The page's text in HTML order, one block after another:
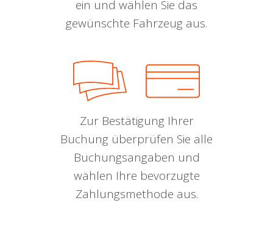
ein und wählen Sie das
gewünschte Fahrzeug aus.
Zur Bestätigung Ihrer
Buchung überprüfen Sie alle
Buchungsangaben und
wählen Ihre bevorzugte
Zahlungsmethode aus.